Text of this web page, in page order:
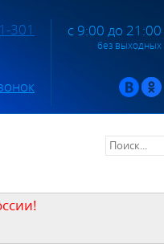
301 с 9:00 до 21:00
без выходных